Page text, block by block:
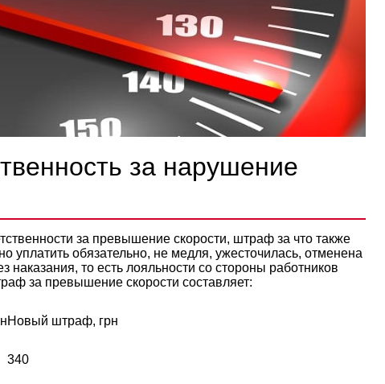
за нарушение
за превышение скорости, штраф за что также
уплатить обязательно, не медля, ужесточилась, отменена
наказания, то есть лояльности со стороны работников
за превышение скорости составляет:
Новый штраф, грн
340